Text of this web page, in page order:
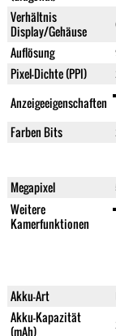
Verhältnis
Display/Gehäuse
Auflösung
Pixel-Dichte (PPI)
Anzeigeeigenschaften
Farben Bits
Megapixel
Weitere
Kamerfunktionen
Akku-Art
Akku-Kapazität
(mAh)